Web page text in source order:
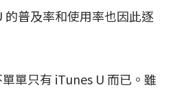
普及率和使用率也因此逐
單只有 iTunes U 而已。雖